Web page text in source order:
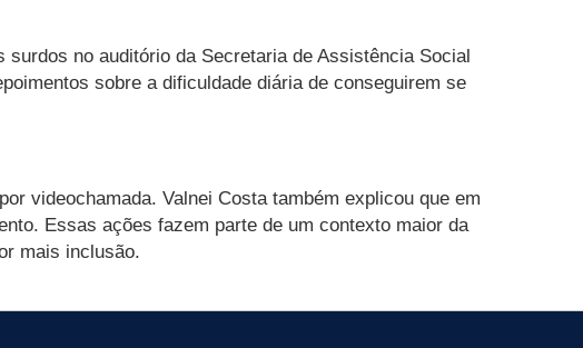
no auditório da Secretaria de Assistência Social
sobre a dificuldade diária de conseguirem se
videochamada. Valnei Costa também explicou que em
Essas ações fazem parte de um contexto maior da
mais inclusão.